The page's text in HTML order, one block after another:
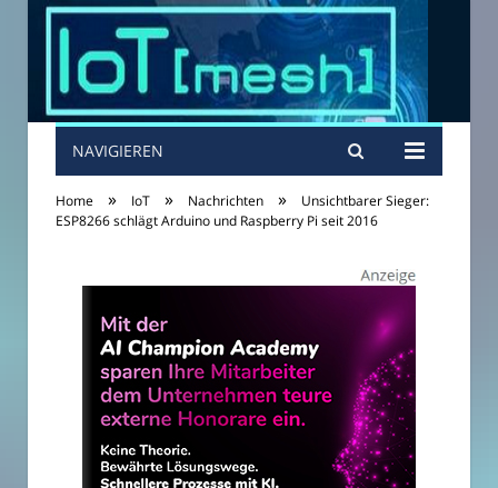
NAVIGIEREN
Home » IoT » Nachrichten »
Unsichtbarer Sieger:
ESP8266 schlägt Arduino und Raspberry Pi seit 2016